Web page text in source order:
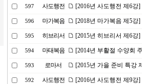
597 사도행전 [2016년 사도행전 제6
596 마가복음 [2018년 마가복음 제5강
595 히브리서 [2015년 히브리서 제6강
594 마태복음 [2014년 부활절 수양회
593 로마서 [2015년 가을 준비 특강
592 사도행전 [2016년 사도행전 제9강